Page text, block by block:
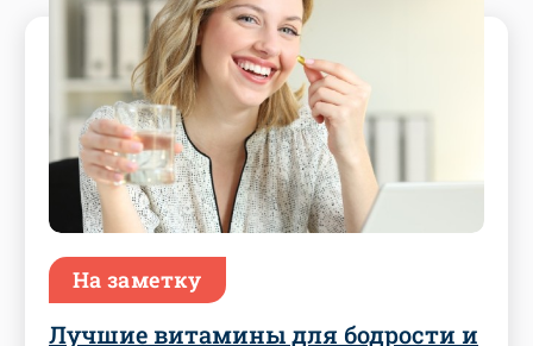
На заметку
Лучшие витамины для бодрости и